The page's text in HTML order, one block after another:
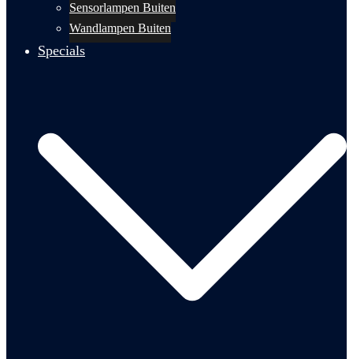
Sensorlampen Buiten
Wandlampen Buiten
Specials